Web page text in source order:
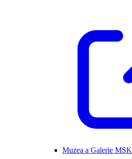
Muzea a Galerie MSK